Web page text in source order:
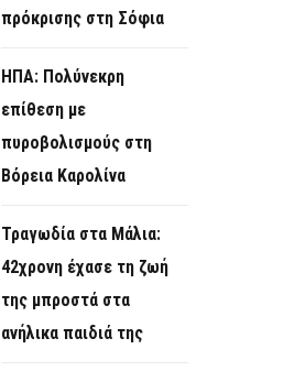
πρόκρισης στη Σόφια
ΗΠΑ: Πολύνεκρη
επίθεση με
πυροβολισμούς στη
Βόρεια Καρολίνα
Τραγωδία στα Μάλια:
42χρονη έχασε τη ζωή
της μπροστά στα
ανήλικα παιδιά της